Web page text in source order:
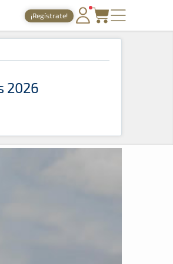
¡Regístrate!
PORTADA
TIEMPOS ONLINE
GALERÍAS
2026